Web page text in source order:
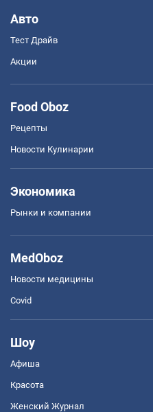
Авто
Тест Драйв
Акции
Food Oboz
Рецепты
Новости Кулинарии
Экономика
Рынки и компании
MedOboz
Новости медицины
Covid
Шоу
Афиша
Красота
Женский Журнал